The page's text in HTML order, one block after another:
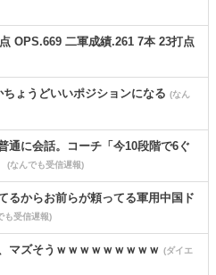
OPS.669 二軍成績.261 7本 23打点
ょうどいいポジションになる (なん
通に会話。コーチ「今10段階で6ぐ
(なんでも受信遅報)
るからお前らが頼ってる軍用中国ド
も受信遅報)
マズそうｗｗｗｗｗｗｗｗｗ (ダイエ